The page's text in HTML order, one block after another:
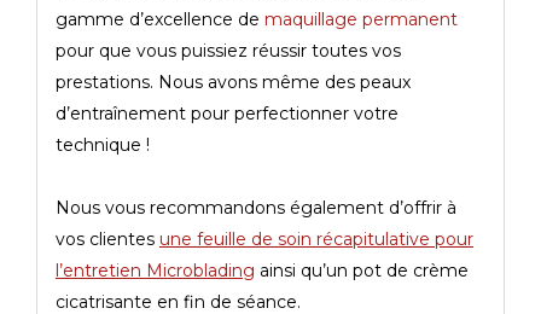
gamme d’excellence de maquillage permanent
pour que vous puissiez réussir toutes vos
prestations. Nous avons même des peaux
d’entraînement pour perfectionner votre
technique !
Nous vous recommandons également d’offrir à
vos clientes une feuille de soin récapitulative pour
l’entretien Microblading ainsi qu’un pot de crème
cicatrisante en fin de séance.